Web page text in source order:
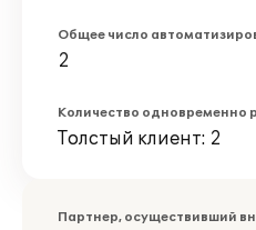
Общее число
2
Количество одновременно
Толстый клиент: 2
Партнер, осуществивший